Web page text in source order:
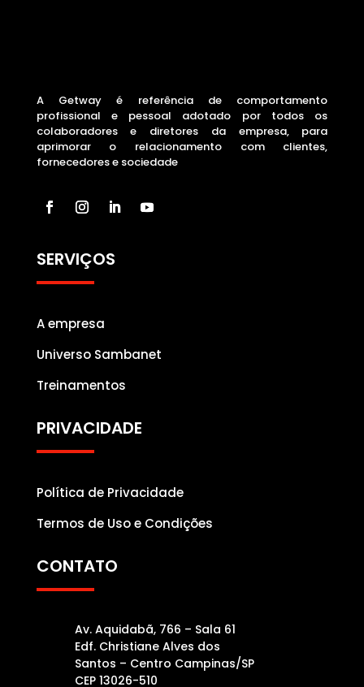
A Getway é referência de comportamento
profissional e pessoal adotado por todos os
colaboradores e diretores da empresa, para
aprimorar o relacionamento com clientes,
fornecedores e sociedade
SERVIÇOS
A empresa
Universo Sambanet
Treinamentos
PRIVACIDADE
Política de Privacidade
Termos de Uso e Condições
CONTATO
Av. Aquidabã, 766 – Sala 61
Edf. Christiane Alves dos
Santos – Centro Campinas/SP
CEP 13026-510